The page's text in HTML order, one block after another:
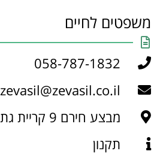
משפטים לחיים
058-787-1832
zevasil@zevasil.co.il
מבצע חירם 9 קריית גת
תקנון